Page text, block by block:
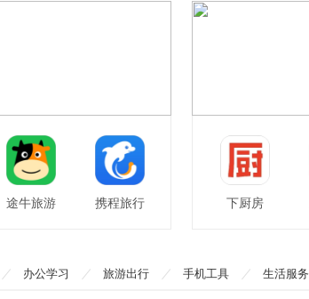
途牛旅游 携程旅行 下厨房
办公学习 旅游出行 手机工具 生活服务